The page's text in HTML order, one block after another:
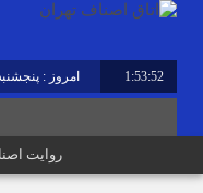
1:53:52 امروز : پنجشنبه, ۱۵ مرداد ,
روایت